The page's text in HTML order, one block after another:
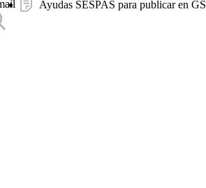
Ayudas SESPAS para publicar en GS